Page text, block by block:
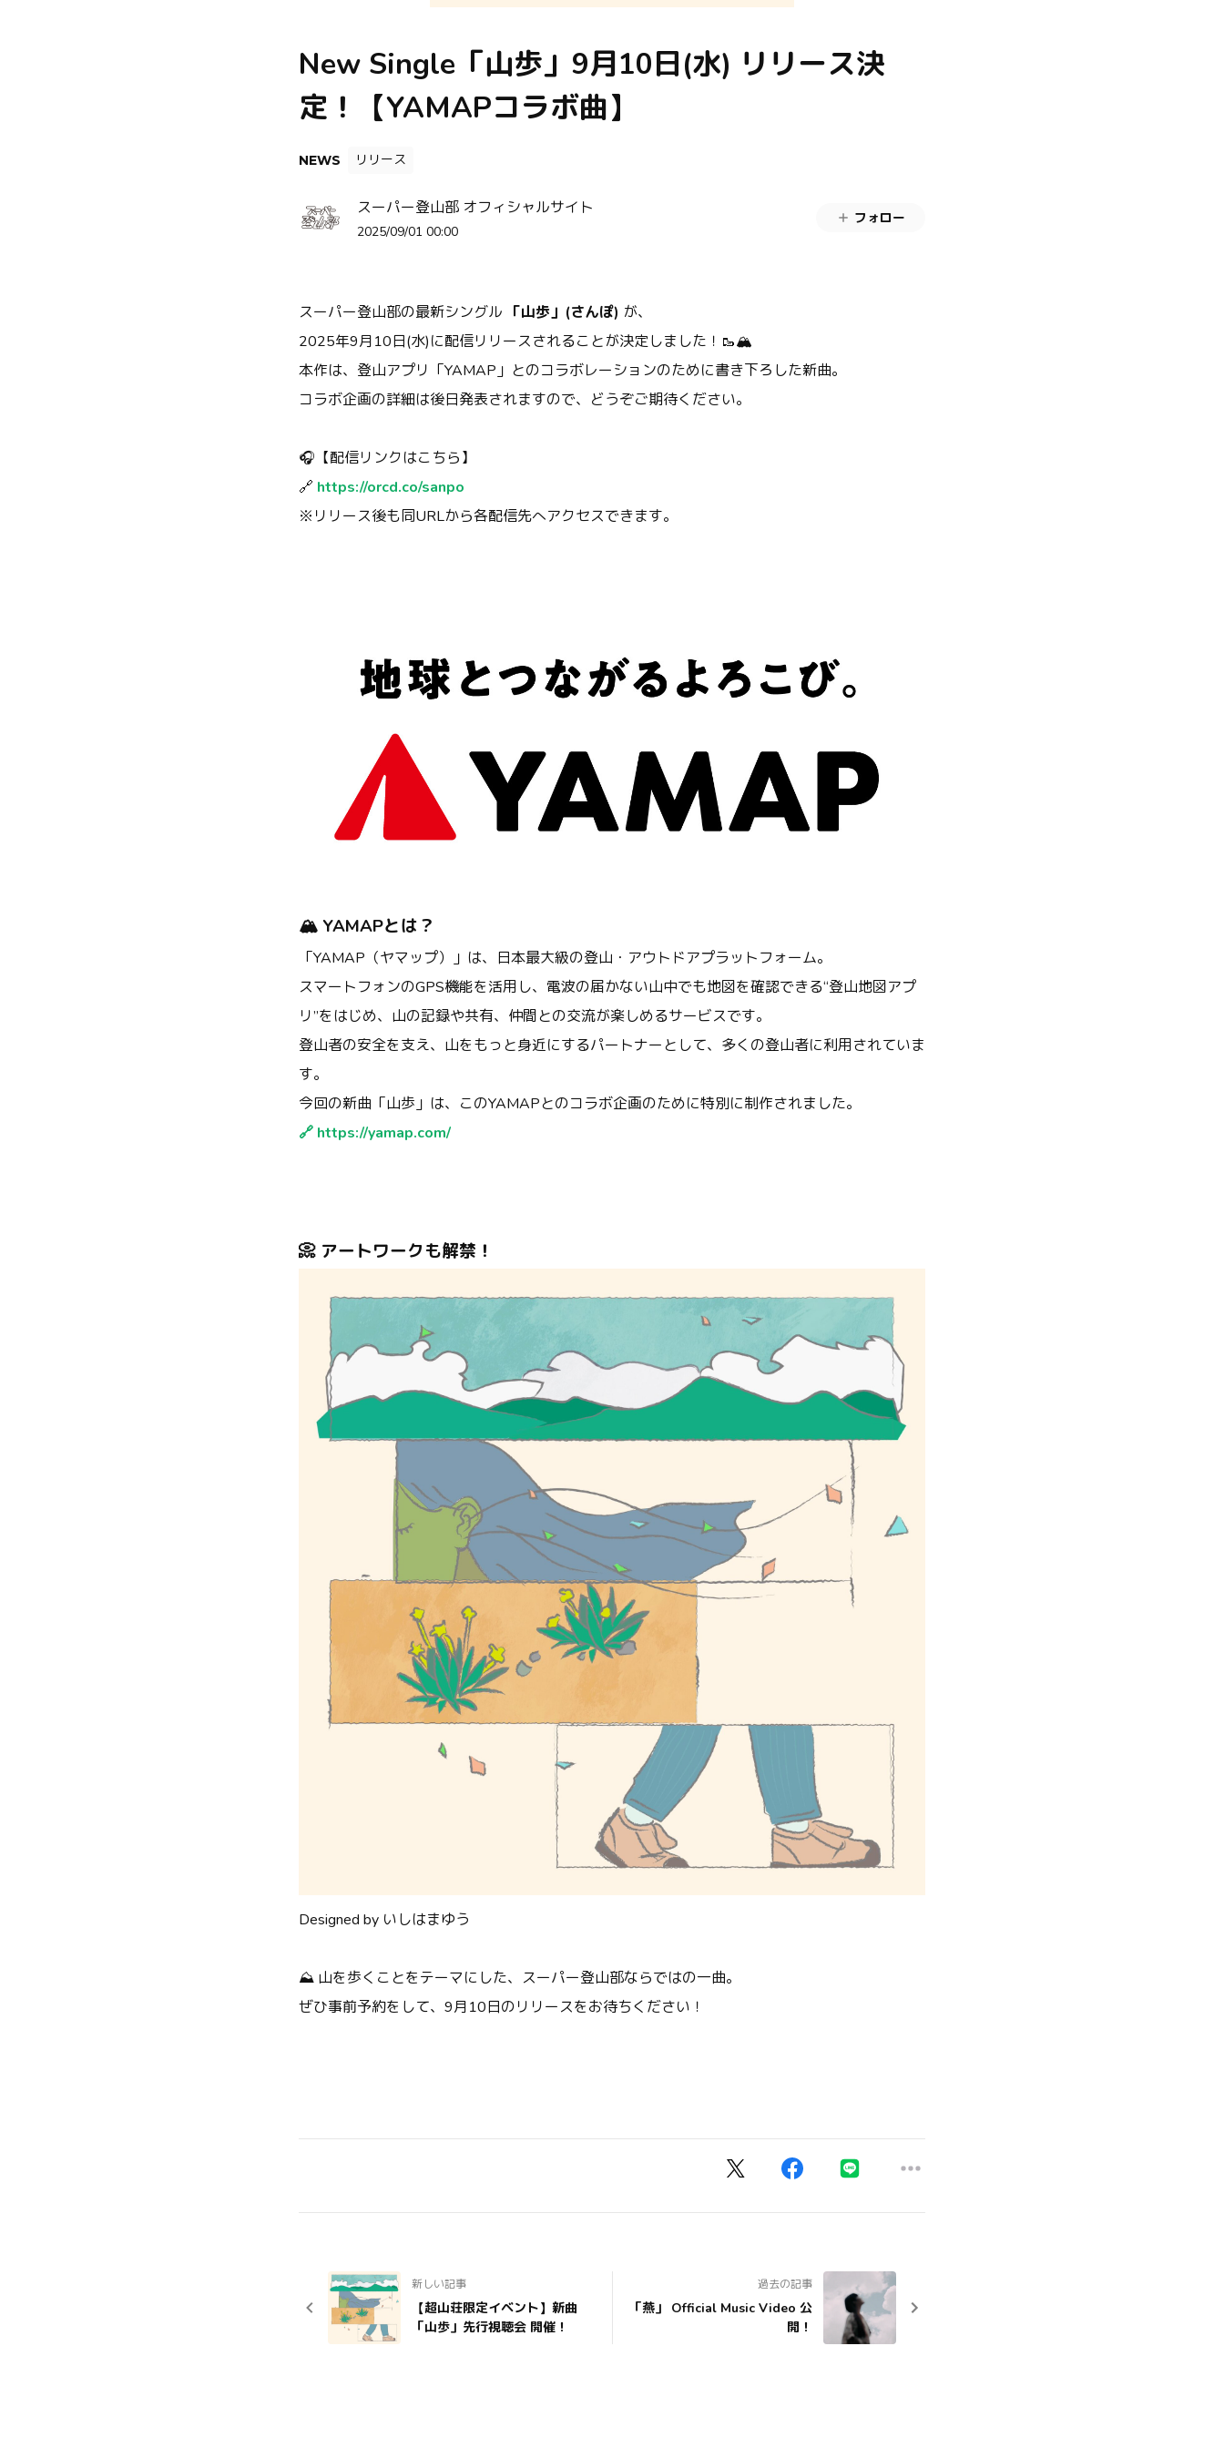
New Single「山歩」9月10日(水) リリース決
定！【YAMAPコラボ曲】
NEWS リリース
スーパー登山部 オフィシャルサイト
2025/09/01 00:00
フォロー
スーパー登山部の最新シングル 「山歩」(さんぽ) が、
2025年9月10日(水)に配信リリースされることが決定しました！🥾🏔️
本作は、登山アプリ「YAMAP」とのコラボレーションのために書き下ろした新曲。
コラボ企画の詳細は後日発表されますので、どうぞご期待ください。
🎧【配信リンクはこちら】
🔗 https://orcd.co/sanpo
※リリース後も同URLから各配信先へアクセスできます。
🏔️ YAMAPとは？
「YAMAP（ヤマップ）」は、日本最大級の登山・アウトドアプラットフォーム。
スマートフォンのGPS機能を活用し、電波の届かない山中でも地図を確認できる“登山地図アプ
リ”をはじめ、山の記録や共有、仲間との交流が楽しめるサービスです。
登山者の安全を支え、山をもっと身近にするパートナーとして、多くの登山者に利用されていま
す。
今回の新曲「山歩」は、このYAMAPとのコラボ企画のために特別に制作されました。
🔗 https://yamap.com/
📀 アートワークも解禁！
Designed by いしはまゆう
⛰️ 山を歩くことをテーマにした、スーパー登山部ならではの一曲。
ぜひ事前予約をして、9月10日のリリースをお待ちください！
新しい記事
【超山荘限定イベント】新曲
「山歩」先行視聴会 開催！
過去の記事
「燕」 Official Music Video 公
開！